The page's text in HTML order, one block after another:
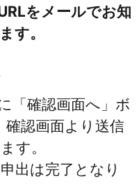
をメールでお知
す。
「確認画面へ」ボ
認画面より送信
す。
出は完了となり